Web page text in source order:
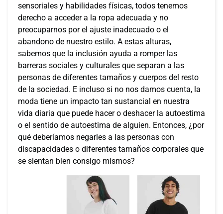
sensoriales y habilidades físicas, todos tenemos
derecho a acceder a la ropa adecuada y no
preocuparnos por el ajuste inadecuado o el
abandono de nuestro estilo. A estas alturas,
sabemos que la inclusión ayuda a romper las
barreras sociales y culturales que separan a las
personas de diferentes tamaños y cuerpos del resto
de la sociedad. E incluso si no nos damos cuenta, la
moda tiene un impacto tan sustancial en nuestra
vida diaria que puede hacer o deshacer la autoestima
o el sentido de autoestima de alguien. Entonces, ¿por
qué deberíamos negarles a las personas con
discapacidades o diferentes tamaños corporales que
se sientan bien consigo mismos?